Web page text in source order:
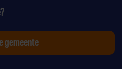
gemeente